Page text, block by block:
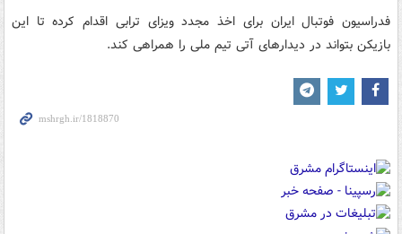
فدراسیون فوتبال ایران برای اخذ مجدد ویزای ترابی اقدام کرده تا این
بازیکن بتواند در دیدارهای آتی تیم ملی را همراهی کند.